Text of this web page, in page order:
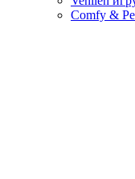
Comfy &